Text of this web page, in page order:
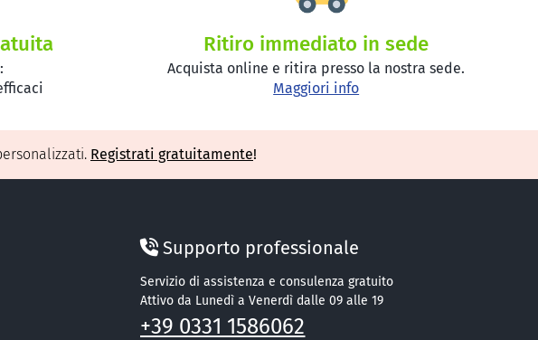
Ritiro immediato in sede
Acquista online e ritira presso la nostra sede.
Maggiori info
Registrati gratuitamente!
Supporto professionale
Servizio di assistenza e consulenza gratuito
Attivo da Lunedì a Venerdì dalle 09 alle 19
+39 0331 1586062